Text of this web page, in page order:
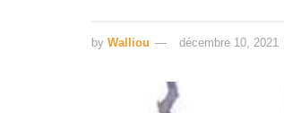
by Walliou décembre 10, 2021